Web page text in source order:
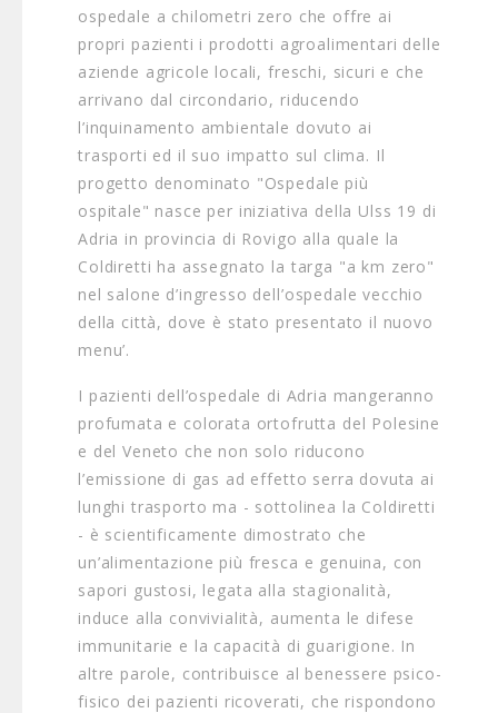
ospedale a chilometri zero che offre ai
propri pazienti i prodotti agroalimentari delle
aziende agricole locali, freschi, sicuri e che
arrivano dal circondario, riducendo
l’inquinamento ambientale dovuto ai
trasporti ed il suo impatto sul clima. Il
progetto denominato "Ospedale più
ospitale" nasce per iniziativa della Ulss 19 di
Adria in provincia di Rovigo alla quale la
Coldiretti ha assegnato la targa "a km zero"
nel salone d’ingresso dell’ospedale vecchio
della città, dove è stato presentato il nuovo
menu’.
I pazienti dell’ospedale di Adria mangeranno
profumata e colorata ortofrutta del Polesine
e del Veneto che non solo riducono
l’emissione di gas ad effetto serra dovuta ai
lunghi trasporto ma - sottolinea la Coldiretti
- è scientificamente dimostrato che
un’alimentazione più fresca e genuina, con
sapori gustosi, legata alla stagionalità,
induce alla convivialità, aumenta le difese
immunitarie e la capacità di guarigione. In
altre parole, contribuisce al benessere psico-
fisico dei pazienti ricoverati, che rispondono